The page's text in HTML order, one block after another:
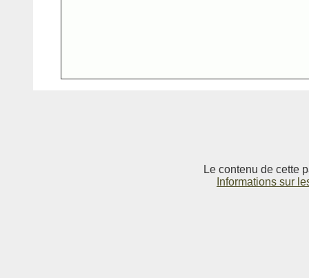
Le contenu de cette
Informations sur